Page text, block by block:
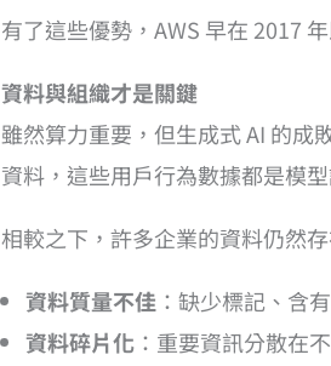
有了這些優勢，AWS 早在 2017
資料與組織才是關鍵
雖然算力重要，但生成式 AI 的成
資料，這些用戶行為數據都是模
相較之下，許多企業的資料仍然存
資料質量不佳 ：缺少標記、含
資料碎片化 ：重要資訊分散在